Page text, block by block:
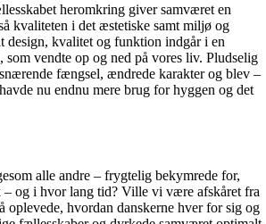
heromkring giver samværet en
kvaliteten i det æstetiske samt miljø og
design, kvalitet og funktion indgår i en
vendte op og ned på vores liv. Pludselig
fængsel, ændrede karakter og blev –
nu endnu mere brug for hyggen og det
alle andre – frygtelig bekymrede for,
– og i hvor lang tid? Ville vi være afskåret fra
hvordan danskerne hver for sig og